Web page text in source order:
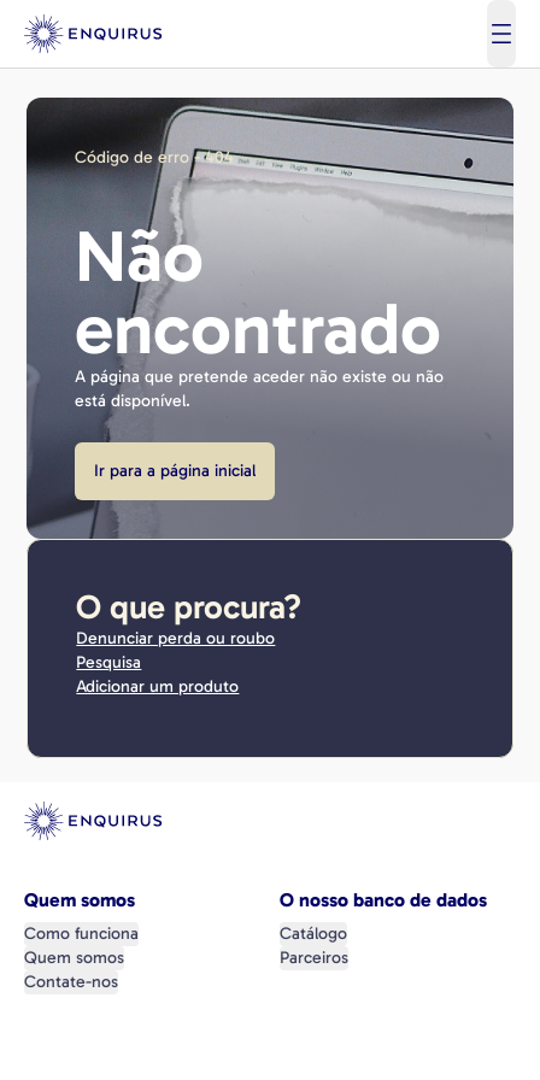
Código de erro - 404
Não
encontrado
A página que pretende aceder não existe ou não
está disponível.
Ir para a página inicial
O que procura?
Denunciar perda ou roubo
Pesquisa
Adicionar um produto
Quem somos
Como funciona
Quem somos
Contate-nos
O nosso banco de dados
Catálogo
Parceiros